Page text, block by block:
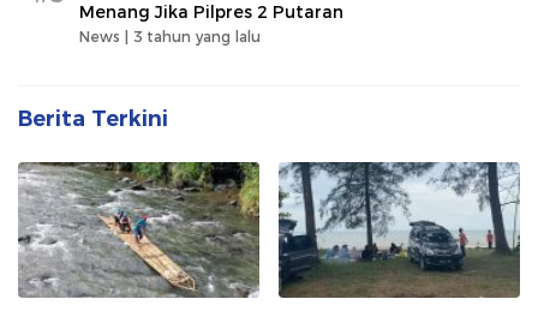
Menang Jika Pilpres 2 Putaran
News | 3 tahun yang lalu
Berita Terkini